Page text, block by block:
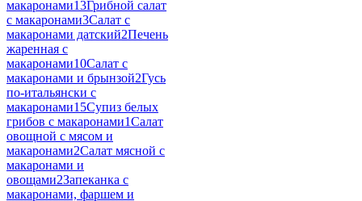
макаронами13Грибной салат
с макаронами3Салат с
макаронами датский2Печень
жаренная с
макаронами10Салат с
макаронами и брынзой2Гусь
по-итальянски с
макаронами15Супиз белых
грибов с макаронами1Салат
овощной с мясом и
макаронами2Салат мясной с
макаронами и
овощами2Запеканка с
макаронами, фаршем и